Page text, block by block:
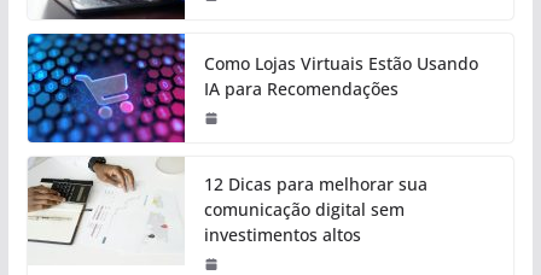
Como Lojas Virtuais Estão Usando
IA para Recomendações
12 Dicas para melhorar sua
comunicação digital sem
investimentos altos